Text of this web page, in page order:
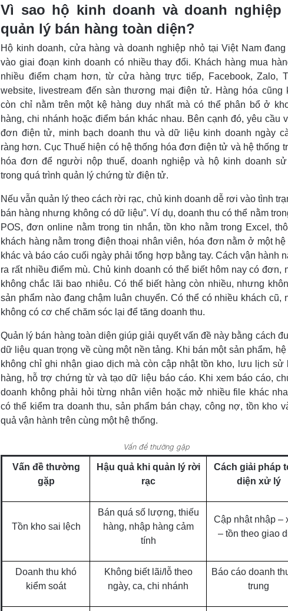
Vì sao hộ kinh doanh và doanh nghiệp
quản lý bán hàng toàn diện?
Hộ kinh doanh, cửa hàng và doanh nghiệp nhỏ tại Việt Nam
vào giai đoạn kinh doanh có nhiều thay đổi. Khách hàng mua
nhiều điểm chạm hơn, từ cửa hàng trực tiếp, Facebook, Zalo,
website, livestream đến sàn thương mại điện tử. Hàng hóa cũng
còn chỉ nằm trên một kệ hàng duy nhất mà có thể phân bổ ở
hàng, chi nhánh hoặc điểm bán khác nhau. Bên cạnh đó, yêu cầu
đơn điện tử, minh bạch doanh thu và dữ liệu kinh doanh ngày
ràng hơn. Cục Thuế hiện có hệ thống hóa đơn điện tử và hệ thống
hóa đơn để người nộp thuế, doanh nghiệp và hộ kinh doanh sử
trong quá trình quản lý chứng từ điện tử.
Nếu vẫn quản lý theo cách rời rạc, chủ kinh doanh dễ rơi vào tình
bán hàng nhưng không có dữ liệu”. Ví dụ, doanh thu có thể nằm
POS, đơn online nằm trong tin nhắn, tồn kho nằm trong Excel,
khách hàng nằm trong điện thoại nhân viên, hóa đơn nằm ở một hệ
khác và báo cáo cuối ngày phải tổng hợp bằng tay. Cách vận hành
ra rất nhiều điểm mù. Chủ kinh doanh có thể biết hôm nay có đơn,
không chắc lãi bao nhiêu. Có thể biết hàng còn nhiều, nhưng
sản phẩm nào đang chậm luân chuyển. Có thể có nhiều khách cũ,
không có cơ chế chăm sóc lại để tăng doanh thu.
Quản lý bán hàng toàn diện giúp giải quyết vấn đề này bằng cách
dữ liệu quan trọng về cùng một nền tảng. Khi bán một sản phẩm, hệ
không chỉ ghi nhận giao dịch mà còn cập nhật tồn kho, lưu lịch sử
hàng, hỗ trợ chứng từ và tạo dữ liệu báo cáo. Khi xem báo cáo,
doanh không phải hỏi từng nhân viên hoặc mở nhiều file khác
có thể kiểm tra doanh thu, sản phẩm bán chạy, công nợ, tồn kho
quả vận hành trên cùng một hệ thống.
Vấn đề thường gặp
Vấn đề thường
gặp
Hậu quả khi quản lý rời
rạc
Cách giải pháp
diện xử lý
Tồn kho sai lệch
Bán quá số lượng, thiếu
hàng, nhập hàng cảm
tính
Cập nhật nhập –
– tồn theo giao
Doanh thu khó
kiểm soát
Không biết lãi/lỗ theo
ngày, ca, chi nhánh
Báo cáo doanh
trung